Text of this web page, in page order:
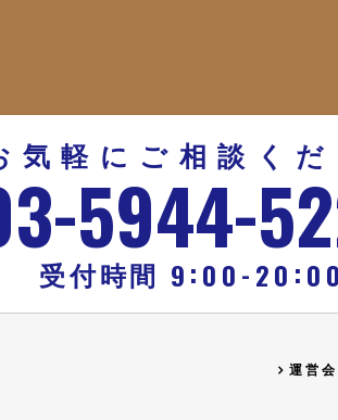
気軽にご相談くだ
-5944-
受付時間 9:00-20 :00
運営